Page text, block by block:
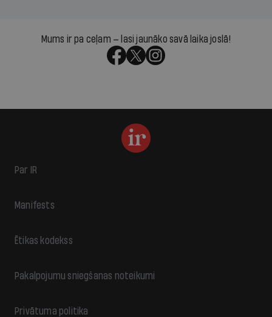
Mums ir pa ceļam — lasi jaunāko savā laika joslā!
Par IR
Manifests
Ētikas kodekss
Pakalpojumu sniegšanas noteikumi
Privātuma politika